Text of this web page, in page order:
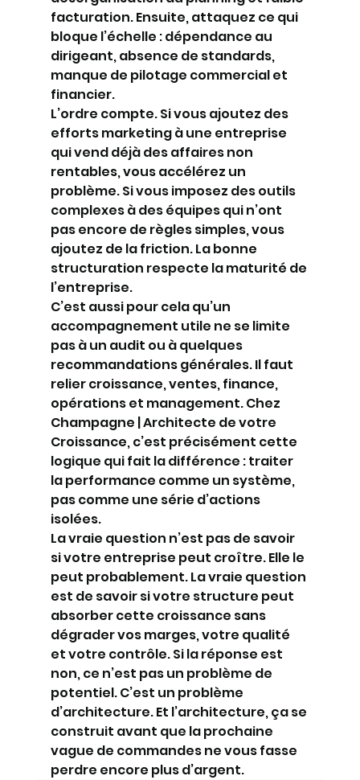
facturation. Ensuite, attaquez ce qui
bloque l’échelle : dépendance au
dirigeant, absence de standards,
manque de pilotage commercial et
financier.
L’ordre compte. Si vous ajoutez des
efforts marketing à une entreprise
qui vend déjà des affaires non
rentables, vous accélérez un
problème. Si vous imposez des outils
complexes à des équipes qui n’ont
pas encore de règles simples, vous
ajoutez de la friction. La bonne
structuration respecte la maturité de
l’entreprise.
C’est aussi pour cela qu’un
accompagnement utile ne se limite
pas à un audit ou à quelques
recommandations générales. Il faut
relier croissance, ventes, finance,
opérations et management. Chez
Champagne | Architecte de votre
Croissance, c’est précisément cette
logique qui fait la différence : traiter
la performance comme un système,
pas comme une série d’actions
isolées.
La vraie question n’est pas de savoir
si votre entreprise peut croître. Elle le
peut probablement. La vraie question
est de savoir si votre structure peut
absorber cette croissance sans
dégrader vos marges, votre qualité
et votre contrôle. Si la réponse est
non, ce n’est pas un problème de
potentiel. C’est un problème
d’architecture. Et l’architecture, ça se
construit avant que la prochaine
vague de commandes ne vous fasse
perdre encore plus d’argent.